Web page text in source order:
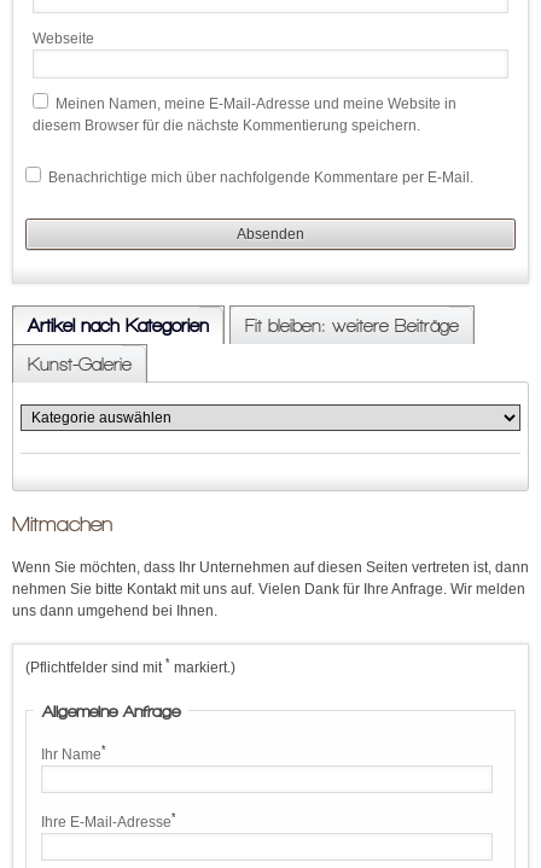
Webseite
Meinen Namen, meine E-Mail-Adresse und meine Website in
diesem Browser für die nächste Kommentierung speichern.
Benachrichtige mich über nachfolgende Kommentare per E-Mail.
Artikel nach Kategorien
Fit bleiben: weitere Beiträge
Kunst-Galerie
Mitmachen
Wenn Sie möchten, dass Ihr Unternehmen auf diesen Seiten vertreten ist, dann
nehmen Sie bitte Kontakt mit uns auf. Vielen Dank für Ihre Anfrage. Wir melden
uns dann umgehend bei Ihnen.
(Pflichtfelder sind mit * markiert.)
Allgemeine Anfrage
Ihr Name*
Ihre E-Mail-Adresse*